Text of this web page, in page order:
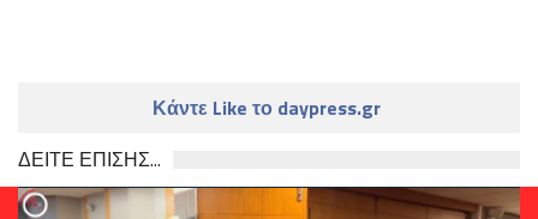
Κάντε Like το daypress.gr
ΔΕΙΤΕ ΕΠΙΣΗΣ...